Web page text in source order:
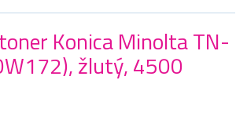
Konica Minolta TN-
žlutý, 4500